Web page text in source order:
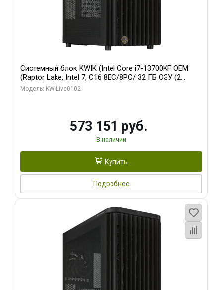
Системный блок KWIK (Intel Core i7-13700KF OEM
(Raptor Lake, Intel 7, C16 8EC/8PC/ 32 ГБ ОЗУ (2
модуля)/ Afox RTX4090 24GB GDDR6X 384-Bit 3xDP
Модель: KW-Live0102
573 151 руб.
В наличии
Купить
Подробнее